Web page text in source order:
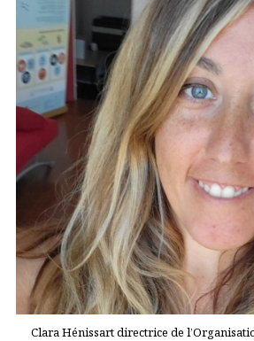
Clara Hénissart directrice de